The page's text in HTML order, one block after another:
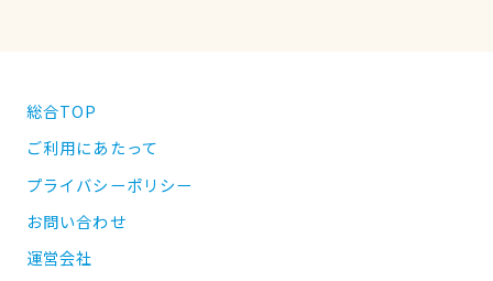
総合TOP
ご利用にあたって
プライバシーポリシー
お問い合わせ
運営会社